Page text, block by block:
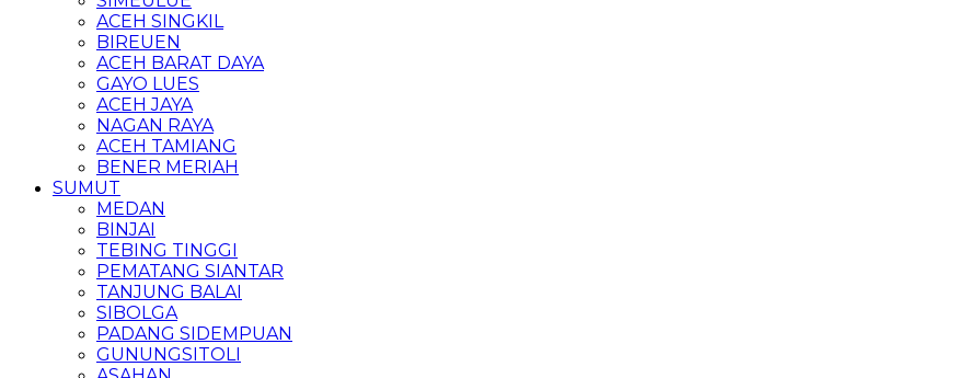
ACEH SINGKIL
BIREUEN
ACEH BARAT DAYA
GAYO LUES
ACEH JAYA
NAGAN RAYA
ACEH TAMIANG
BENER MERIAH
SUMUT
MEDAN
BINJAI
TEBING TINGGI
PEMATANG SIANTAR
TANJUNG BALAI
SIBOLGA
PADANG SIDEMPUAN
GUNUNGSITOLI